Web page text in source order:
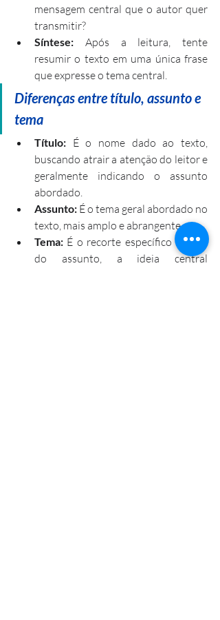
mensagem central que o autor quer
transmitir?
Síntese: Após a leitura, tente
resumir o texto em uma única frase
que expresse o tema central.
Diferenças entre título, assunto e
tema
Título: É o nome dado ao texto,
buscando atrair a atenção do leitor e
geralmente indicando o assunto
abordado.
Assunto: É o tema geral abordado no
texto, mais amplo e abrangente.
Tema: É o recorte específico dentro
do assunto, a ideia central